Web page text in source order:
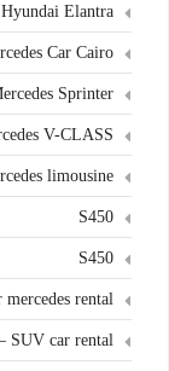
Elantra
Car Cairo
Sprinter
V-CLASS
limousine
S450
S450
mercedes rental
SUV car rental – تأجير سيارات دفع رباعي 4*4 مع سائق